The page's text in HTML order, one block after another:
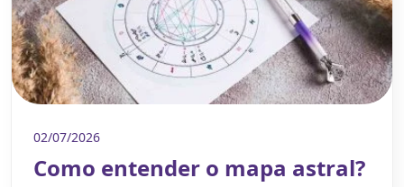
02/07/2026
Como entender o mapa astral?